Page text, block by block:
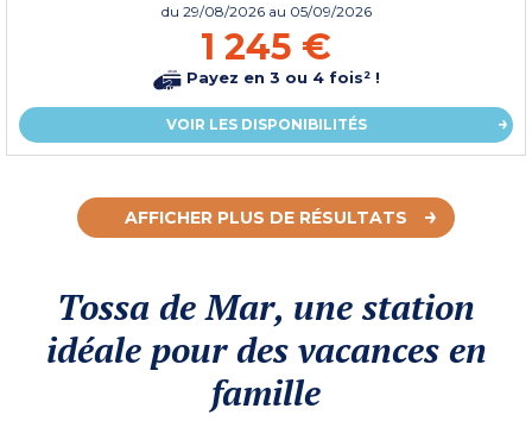
du 29/08/2026 au 05/09/2026
1 245 €
Payez en 3 ou 4 fois² !
VOIR LES DISPONIBILITÉS
AFFICHER PLUS DE RÉSULTATS
Tossa de Mar, une station
idéale pour des vacances en
famille